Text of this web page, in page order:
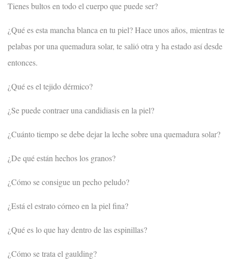
Tienes bultos en todo el cuerpo que puede ser?
¿Qué es esta mancha blanca en tu piel? Hace unos años, mientras te
pelabas por una quemadura solar, te salió otra y ha estado así desde
entonces.
¿Qué es el tejido dérmico?
¿Se puede contraer una candidiasis en la piel?
¿Cuánto tiempo se debe dejar la leche sobre una quemadura solar?
¿De qué están hechos los granos?
¿Cómo se consigue un pecho peludo?
¿Está el estrato córneo en la piel fina?
¿Qué es lo que hay dentro de las espinillas?
¿Cómo se trata el gaulding?